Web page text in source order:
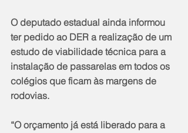
O deputado estadual ainda informou
ter pedido ao DER a realização de um
estudo de viabilidade técnica para a
instalação de passarelas em todos os
colégios que ficam às margens de
rodovias.
“O orçamento já está liberado para a